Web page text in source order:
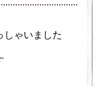
しゃいました